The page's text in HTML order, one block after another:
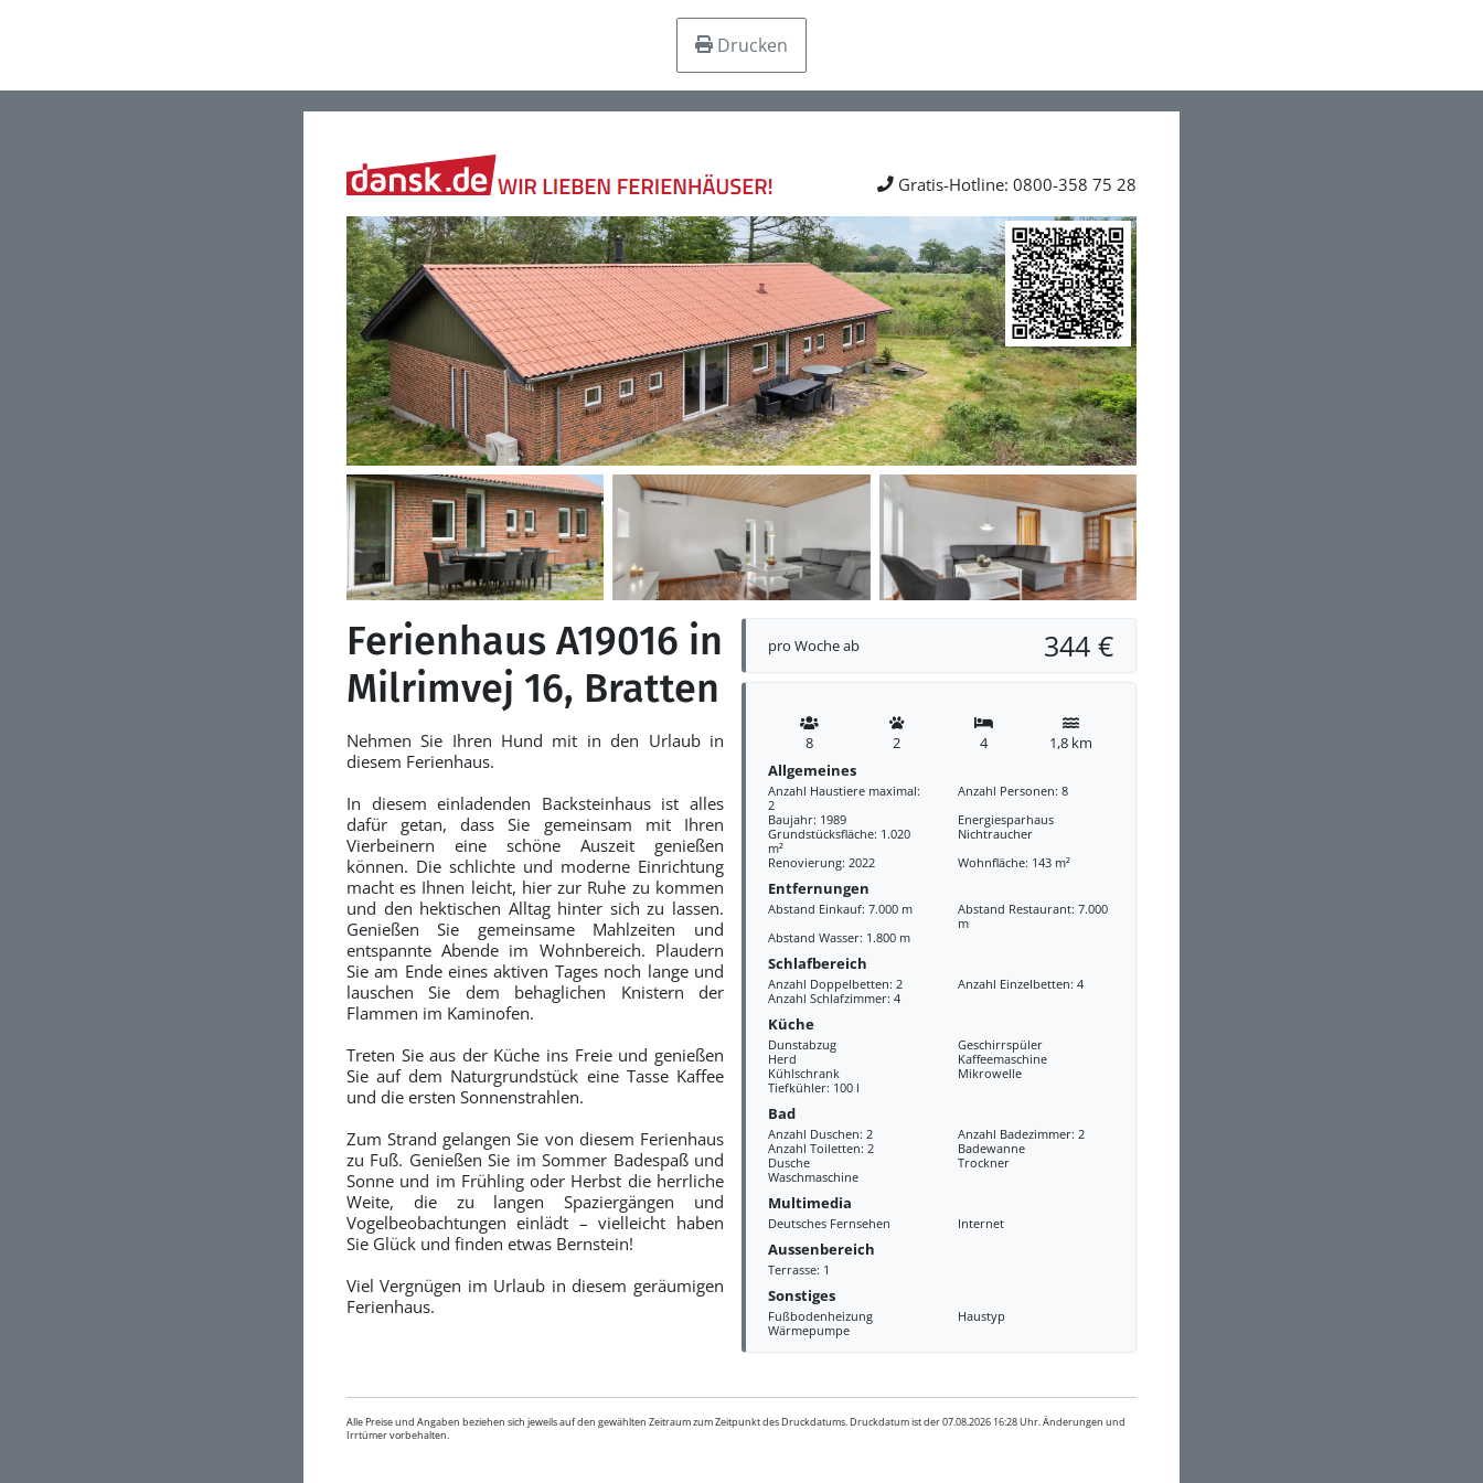
Drucken
Gratis-Hotline: 0800-358 75 28
pro Woche ab 344 €
8 2 4
1,8 km
Allgemeines
Anzahl Haustiere maximal:
2
Anzahl Personen: 8
Baujahr: 1989
Energiesparhaus
Grundstücksfläche: 1.020
m²
Nichtraucher
Renovierung: 2022
Wohnfläche: 143 m²
Entfernungen
Abstand Einkauf: 7.000 m
Abstand Restaurant: 7.000
m
Abstand Wasser: 1.800 m
Schlafbereich
Anzahl Doppelbetten: 2
Anzahl Einzelbetten: 4
Anzahl Schlafzimmer: 4
Küche
Dunstabzug
Geschirrspüler
Herd
Kaffeemaschine
Kühlschrank
Mikrowelle
Tiefkühler: 100 l
Bad
Anzahl Duschen: 2
Anzahl Badezimmer: 2
Anzahl Toiletten: 2
Badewanne
Dusche
Trockner
Waschmaschine
Multimedia
Deutsches Fernsehen Internet
Aussenbereich
Terrasse: 1
Sonstiges
Fußbodenheizung
Haustyp
Wärmepumpe
Ferienhaus A19016 in
Milrimvej 16, Bratten
Nehmen Sie Ihren Hund mit in den Urlaub in
diesem Ferienhaus.
In diesem einladenden Backsteinhaus ist alles
dafür getan, dass Sie gemeinsam mit Ihren
Vierbeinern eine schöne Auszeit genießen
können. Die schlichte und moderne Einrichtung
macht es Ihnen leicht, hier zur Ruhe zu kommen
und den hektischen Alltag hinter sich zu lassen.
Genießen Sie gemeinsame Mahlzeiten und
entspannte Abende im Wohnbereich. Plaudern
Sie am Ende eines aktiven Tages noch lange und
lauschen Sie dem behaglichen Knistern der
Flammen im Kaminofen.
Treten Sie aus der Küche ins Freie und genießen
Sie auf dem Naturgrundstück eine Tasse Kaffee
und die ersten Sonnenstrahlen.
Zum Strand gelangen Sie von diesem Ferienhaus
zu Fuß. Genießen Sie im Sommer Badespaß und
Sonne und im Frühling oder Herbst die herrliche
Weite, die zu langen Spaziergängen und
Vogelbeobachtungen einlädt – vielleicht haben
Sie Glück und finden etwas Bernstein!
Viel Vergnügen im Urlaub in diesem geräumigen
Ferienhaus.
Alle Preise und Angaben beziehen sich jeweils auf den gewählten Zeitraum zum Zeitpunkt des Druckdatums. Druckdatum ist der 07.08.2026 16:28 Uhr. Änderungen und
Irrtümer vorbehalten.